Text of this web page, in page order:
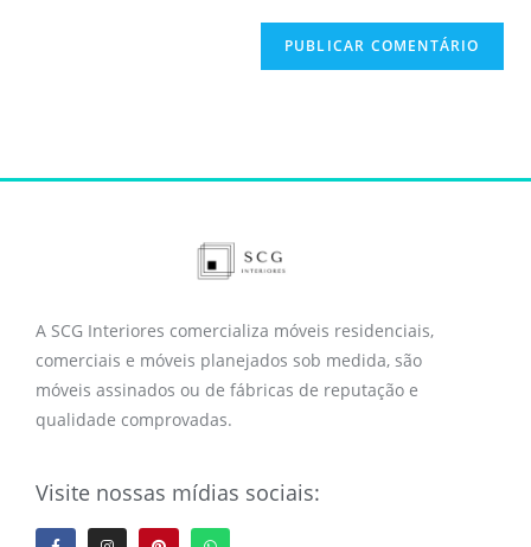
A SCG Interiores comercializa móveis residenciais,
comerciais e móveis planejados sob medida, são
móveis assinados ou de fábricas de reputação e
qualidade comprovadas.
Visite nossas mídias sociais: